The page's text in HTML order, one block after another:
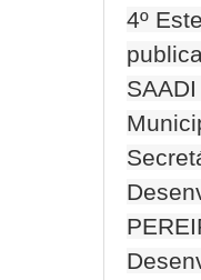
4º